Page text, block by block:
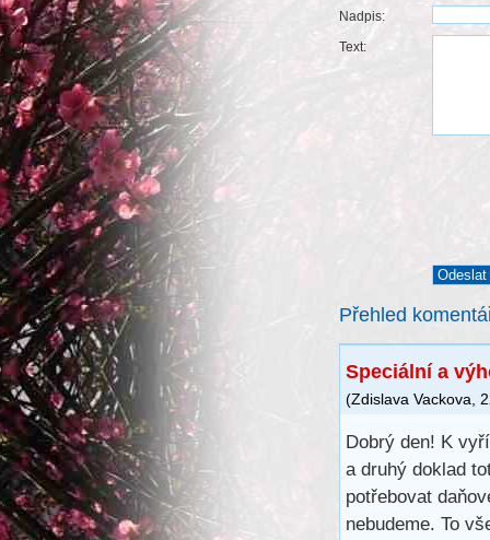
Nadpis:
Text:
Přehled
Speciální a
(Zdislava Vackova
Dobrý den! K
a druhý doklad
potřebovat
nebudeme. To